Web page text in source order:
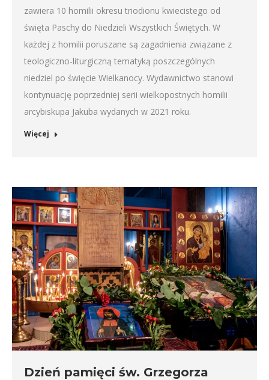
zawiera 10 homilii okresu triodionu kwiecistego od
święta Paschy do Niedzieli Wszystkich Świętych. W
każdej z homilii poruszane są zagadnienia związane z
teologiczno-liturgiczną tematyką poszczególnych
niedziel po święcie Wielkanocy. Wydawnictwo stanowi
kontynuację poprzedniej serii wielkopostnych homilii
arcybiskupa Jakuba wydanych w 2021 roku.
Więcej
Dzień pamięci św. Grzegorza